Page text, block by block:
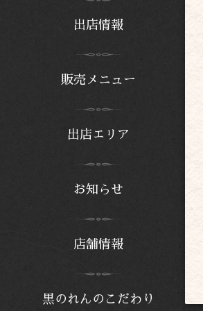
販売メニュー
出店エリア
お知らせ
店舗情報
黒のれんのこだわり
出店情報